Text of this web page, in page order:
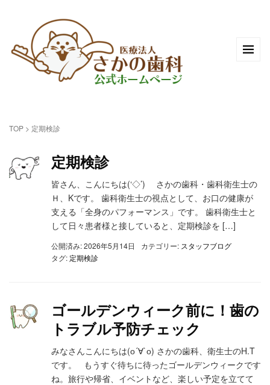
TOP > 定期検診
定期検診
皆さん、こんにちは(‘◇’)ゞ さかの歯科・歯科衛生士の
Ｈ、Kです。 歯科衛生士の視点として、お口の健康が
支える「全身のパフォーマンス」です。 歯科衛生士と
して日々患者様と接していると、定期検診を […]
公開済み: 2026年5月14日 カテゴリー: スタッフブログ
タグ: 定期検診
ゴールデンウィーク前に！歯の
トラブル予防チェック
みなさんこんにちは(о´∀`о) さかの歯科、衛生士のH.T
です。 もうすぐ待ちに待ったゴールデンウィークです
ね。旅行や帰省、イベントなど、楽しい予定を立てて